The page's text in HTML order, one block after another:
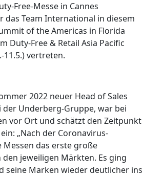
Free-Messe in Cannes
Team International in diesem
of the Americas in Florida
Duty-Free & Retail Asia Pacific
11.5.) vertreten.
2022 neuer Head of Sales
der Underberg-Gruppe, war bei
vor Ort und schätzt den Zeitpunkt
„Nach der Coronavirus-
Messen das erste große
jeweiligen Märkten. Es ging
seine Marken wieder deutlicher ins